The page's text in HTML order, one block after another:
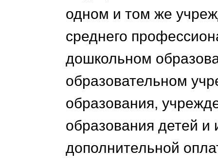
одном и том же
среднего
дошкольном
образовательном
образования,
образования детей
дополнительной